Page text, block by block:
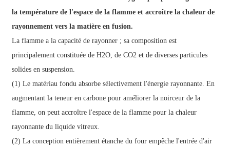
la température de l'espace de la flamme et accroître la chaleur de
rayonnement vers la matière en fusion.
La flamme a la capacité de rayonner ; sa composition est
principalement constituée de H2O, de CO2 et de diverses particules
solides en suspension.
(1) Le matériau fondu absorbe sélectivement l'énergie rayonnante. En
augmentant la teneur en carbone pour améliorer la noirceur de la
flamme, on peut accroître l'espace de la flamme pour la chaleur
rayonnante du liquide vitreux.
(2) La conception entièrement étanche du four empêche l'entrée d'air